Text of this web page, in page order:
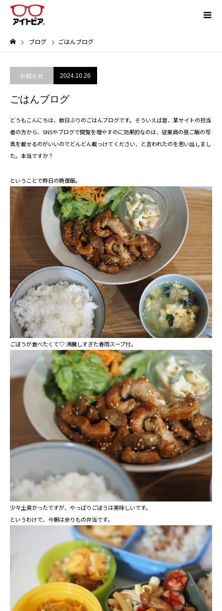
ブログ ごはんブログ
お知らせ 2024.10.26
ごはんブログ
どうもこんにちは、数日ぶりのごはんブログです。そういえば昔、某サイトの担当
者の方から、SNSやブログで閲覧を増やすのに効果的なのは、従業員の昼ご飯の写
真を載せるのがいいのでどんどん載っけてください、と言われたのを思い出しまし
た。本当ですか？
ということで昨日の晩御飯。
ごぼうが食べたくて♡ 沸騰しすぎた春雨スープ付。
少々土臭かったですが、やっぱりごぼうは美味しいです。
というわけで、今朝は余りもの弁当です。